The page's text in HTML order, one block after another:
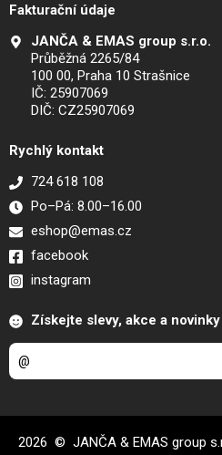
Fakturační údaje
JANČA & EMAS group s.r.o.
Průběžná 2265/84
100 00, Praha 10 Strašnice
IČ: 25907069
DIČ: CZ25907069
Rychlý kontakt
724 618 108
Po–Pá: 8.00–16.00
eshop@emas.cz
facebook
instagram
Získejte slevy, akce a
2026 © JANČA & EMAS group